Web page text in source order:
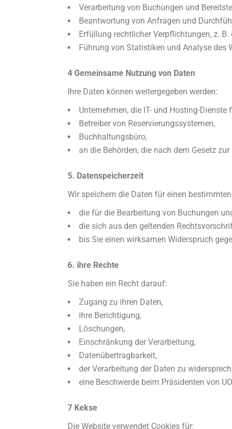
Verarbeitung von Buchungen und
Beantwortung von Anfragen und
Erfüllung rechtlicher Verpflichtungen, z.
Führung von Statistiken und Analyse des
4 Gemeinsame Nutzung von Daten
Ihre Daten können weitergegeben werden:
Unternehmen, die IT- und Hosting-Dienste
Betreiber von Reservierungssystemen,
Buchhaltungsbüro,
an die Behörden, die nach dem Gesetz
5. Datenspeicherzeit
Wir speichern die Daten für einen
die für die Bearbeitung von Buchungen
die sich aus den geltenden
bis Sie einen wirksamen Widerspruch
6. ihre Rechte
Sie haben ein Recht darauf:
Zugang zu ihren Daten,
ihre Berichtigung,
Löschungen,
Einschränkung der Verarbeitung,
Datenübertragbarkeit,
der Verarbeitung der Daten zu
eine Beschwerde beim Präsidenten von
7 Kekse
Die Website verwendet Cookies für: